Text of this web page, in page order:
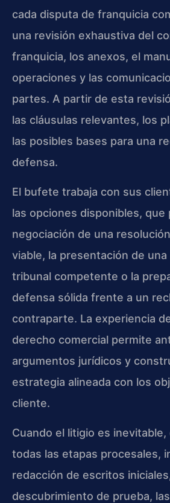
cada disputa de franquicia
una revisión exhaustiva del
franquicia, los anexos, el
operaciones y las
partes. A partir de esta
las cláusulas relevantes, los
las posibles bases para una
defensa.
El bufete trabaja con sus
las opciones disponibles, que
negociación de una
viable, la presentación de
tribunal competente o la
defensa sólida frente a un
contraparte. La experiencia
derecho comercial permite
argumentos jurídicos y
estrategia alineada con los
cliente.
Cuando el litigio es
todas las etapas procesales,
redacción de escritos
descubrimiento de prueba,